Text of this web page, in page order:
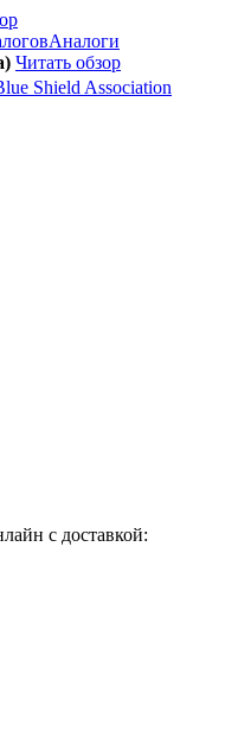
Аналоги
Читать обзор
Shield Association
с доставкой: